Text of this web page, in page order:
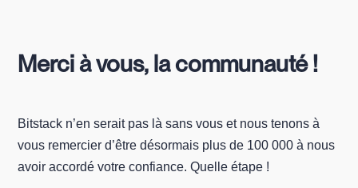
Merci à vous, la communauté !
Bitstack n’en serait pas là sans vous et nous tenons à
vous remercier d’être désormais plus de 100 000 à nous
avoir accordé votre confiance. Quelle étape !